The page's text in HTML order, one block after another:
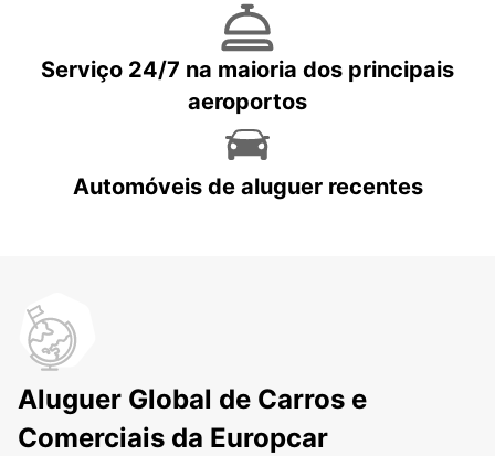
Serviço 24/7 na maioria dos principais
aeroportos
Automóveis de aluguer recentes
Aluguer Global de Carros e
Comerciais da Europcar